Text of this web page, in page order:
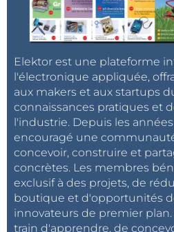
Elektor est une plateforme
l'électronique appliquée,
aux makers et aux startups
connaissances pratiques et
l'industrie. Depuis les
encouragé une
concevoir, construire et
concrètes. Les membres
exclusif à des projets, de
boutique et d'opportunités
innovateurs de premier plan.
train d'apprendre, de